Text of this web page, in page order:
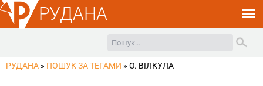
РУДАНА
РУДАНА » ПОШУК ЗА ТЕГАМИ » О. ВІЛКУЛА